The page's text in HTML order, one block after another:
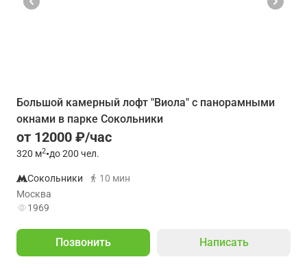
Большой камерный лофт "Виола" с панорамными
окнами в парке Сокольники
от 12000 ₽/час
320 м2•до 200 чел.
Сокольники
10 мин
Москва
1969
Позвонить Написать